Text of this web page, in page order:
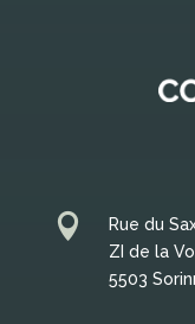

Rue du
ZI de la
5503